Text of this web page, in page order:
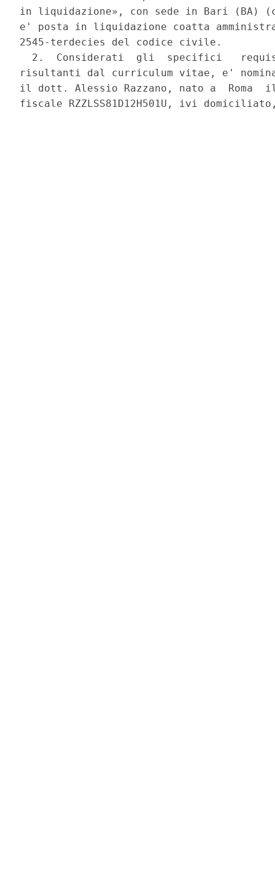
in liquidazione», con sede in Bari (BA)
e' posta in liquidazione coatta
2545-terdecies del codice civile.
2.  Considerati  gli  specifici
risultanti dal curriculum vitae, e'
il dott. Alessio Razzano, nato a  Roma